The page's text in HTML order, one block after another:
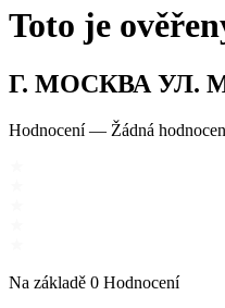
Toto je
Г. МОСКВА УЛ.
Hodnocení— Žádná
Na základě 0 Hodnocení